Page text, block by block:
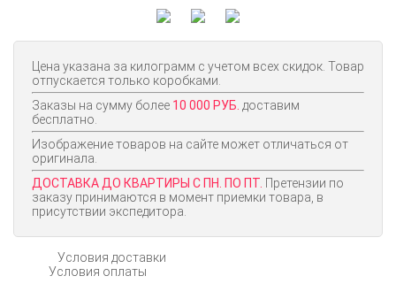
Цена указана за килограмм с учетом всех скидок. Товар
отпускается только коробками.
Заказы на сумму более 10 000 РУБ. доставим
бесплатно.
Изображение товаров на сайте может отличаться от
оригинала.
ДОСТАВКА ДО КВАРТИРЫ С ПН. ПО ПТ. Претензии по
заказу принимаются в момент приемки товара, в
присутствии экспедитора.
Условия доставки
Условия оплаты